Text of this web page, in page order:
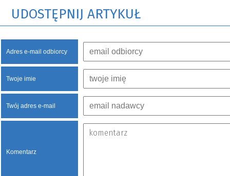
UDOSTĘPNIJ ARTYKUŁ
Adres e-mail odbiorcy
Twoje imie
Twój adres e-mail
Komentarz